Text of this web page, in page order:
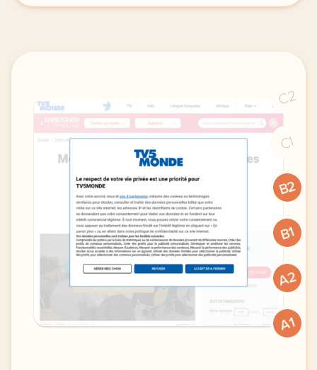
C2
C1
B2
B1
A2
A1